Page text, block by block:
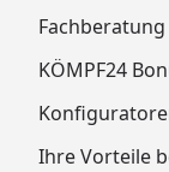
Fachberatung
KÖMPF24
Ihre Vorteile